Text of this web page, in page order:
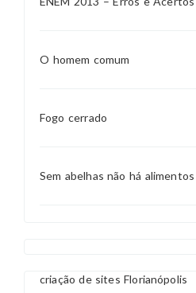
O homem comum
Fogo cerrado
Sem abelhas não há alimentos
criação de sites Florianópolis